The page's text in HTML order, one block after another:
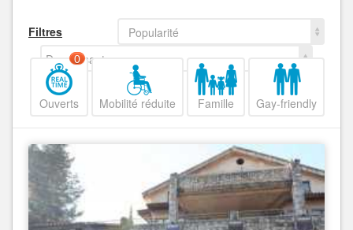
Filtres
Popularité
Decroissant
Ouverts
0
Mobilité réduite Famille Gay-friendly